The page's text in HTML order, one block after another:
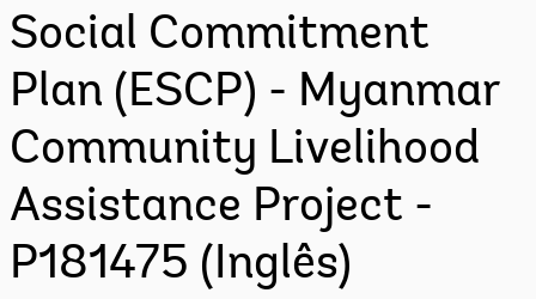
Social Commitment
Plan (ESCP) - Myanmar
Community Livelihood
Assistance Project -
P181475 (Inglês)